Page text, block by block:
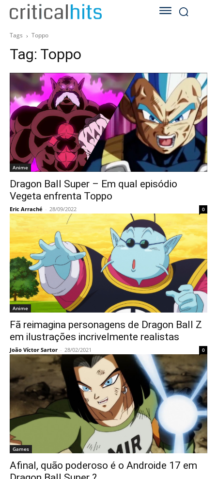
Tags Toppo
Tag: Toppo
Anime
Dragon Ball Super – Em qual episódio
Vegeta enfrenta Toppo
Eric Arraché - 28/09/2022 0
Anime
Fã reimagina personagens de Dragon Ball Z
em ilustrações incrivelmente realistas
João Víctor Sartor - 28/02/2021 0
Games
Afinal, quão poderoso é o Androide 17 em